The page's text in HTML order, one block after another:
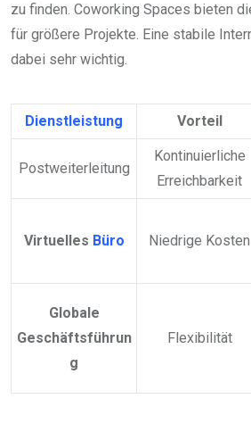
zu finden. Coworking Spaces bieten
für größere Projekte. Eine stabile
dabei sehr wichtig.
Dienstleistung Vorteil
Postweiterleitung
Kontinuierliche
Erreichbarkeit
Virtuelles Büro Niedrige Kosten
Globale
Geschäftsführun
g
Flexibilität